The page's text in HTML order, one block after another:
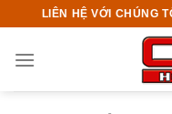
content
LIÊN HỆ VỚI CHÚNG